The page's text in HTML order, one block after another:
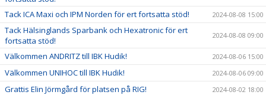
Tack ICA Maxi och IPM Norden för ert fortsatta stöd! 2024-08-08 15:00
Tack Hälsinglands Sparbank och Hexatronic för ert
fortsatta stöd!
2024-08-08 09:00
Välkommen ANDRITZ till IBK Hudik! 2024-08-06 15:00
Välkommen UNIHOC till IBK Hudik! 2024-08-06 09:00
Grattis Elin Jörmgård för platsen på RIG! 2024-08-02 18:00